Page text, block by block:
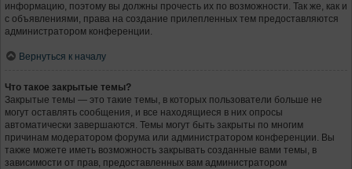
информацию, поэтому вы должны прочесть их по возможности. Так же, как и
с объявлениями, права на создание прилепленных тем предоставляются
администратором конференции.
Вернуться к началу
Что такое закрытые темы?
Закрытые темы — это такие темы, в которых пользователи больше не
могут оставлять сообщения, и все находящиеся в них опросы
автоматически завершаются. Темы могут быть закрыты по многим
причинам модератором форума или администратором конференции. Вы
также можете иметь возможность закрывать созданные вами темы, в
зависимости от прав, предоставленных вам администратором